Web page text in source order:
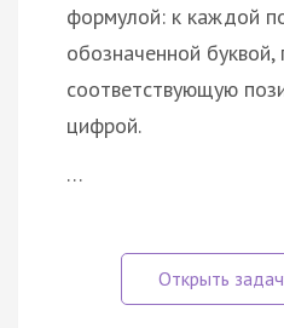
формулой: к каждой
обозначенной
соответствующую
цифрой.
…